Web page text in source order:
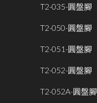
T2-035-圓盤腳
T2-050-圓盤腳
T2-051-圓盤腳
T2-052-圓盤腳
T2-052A-圓盤腳